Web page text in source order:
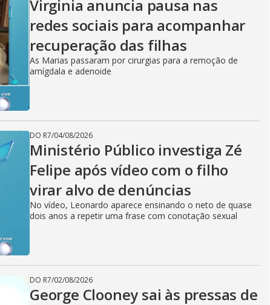
Virginia anuncia pausa nas
redes sociais para acompanhar
recuperação das filhas
As Marias passaram por cirurgias para a remoção de
amígdala e adenoide
DO R7/04/08/2026
Ministério Público investiga Zé
Felipe após vídeo com o filho
virar alvo de denúncias
No vídeo, Leonardo aparece ensinando o neto de quase
dois anos a repetir uma frase com conotação sexual
DO R7/02/08/2026
George Clooney sai às pressas de